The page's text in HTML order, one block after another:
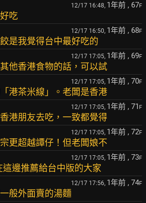
12/17 16:48, 1年前 , 67F
吃
12/17 16:50, 1年前 , 68F
是我覺得台中最好吃的
12/17 17:05, 1年前 , 69F
他香港食物的話，可以試
12/17 17:05, 1年前 , 70F
港茶米線」。老闆是香港
12/17 17:05, 1年前 , 71 F
港朋友去吃，一致都覺得
12/17 17:05, 1年前 , 72F
更超越譚仔！但老闆娘不
12/17 17:05, 1年前 , 73F
這邊推薦給台中版的大家
12/17 17:56, 1年前 , 74F
般外面賣的湯麵